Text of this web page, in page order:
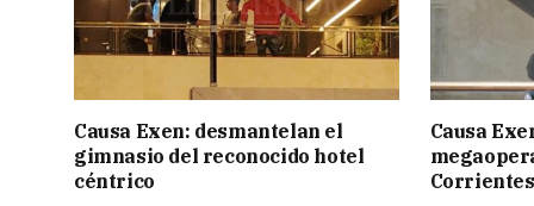
Causa Exen: desmantelan el
gimnasio del reconocido hotel
céntrico
Causa